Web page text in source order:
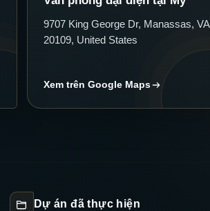
9707 King George Dr, Manassas, VA
20109, United States
Xem trên Google Maps
Dự án đã thực hiện